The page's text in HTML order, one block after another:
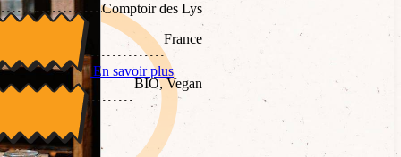
Comptoir des Lys
France
BIO, Vegan
En savoir plus